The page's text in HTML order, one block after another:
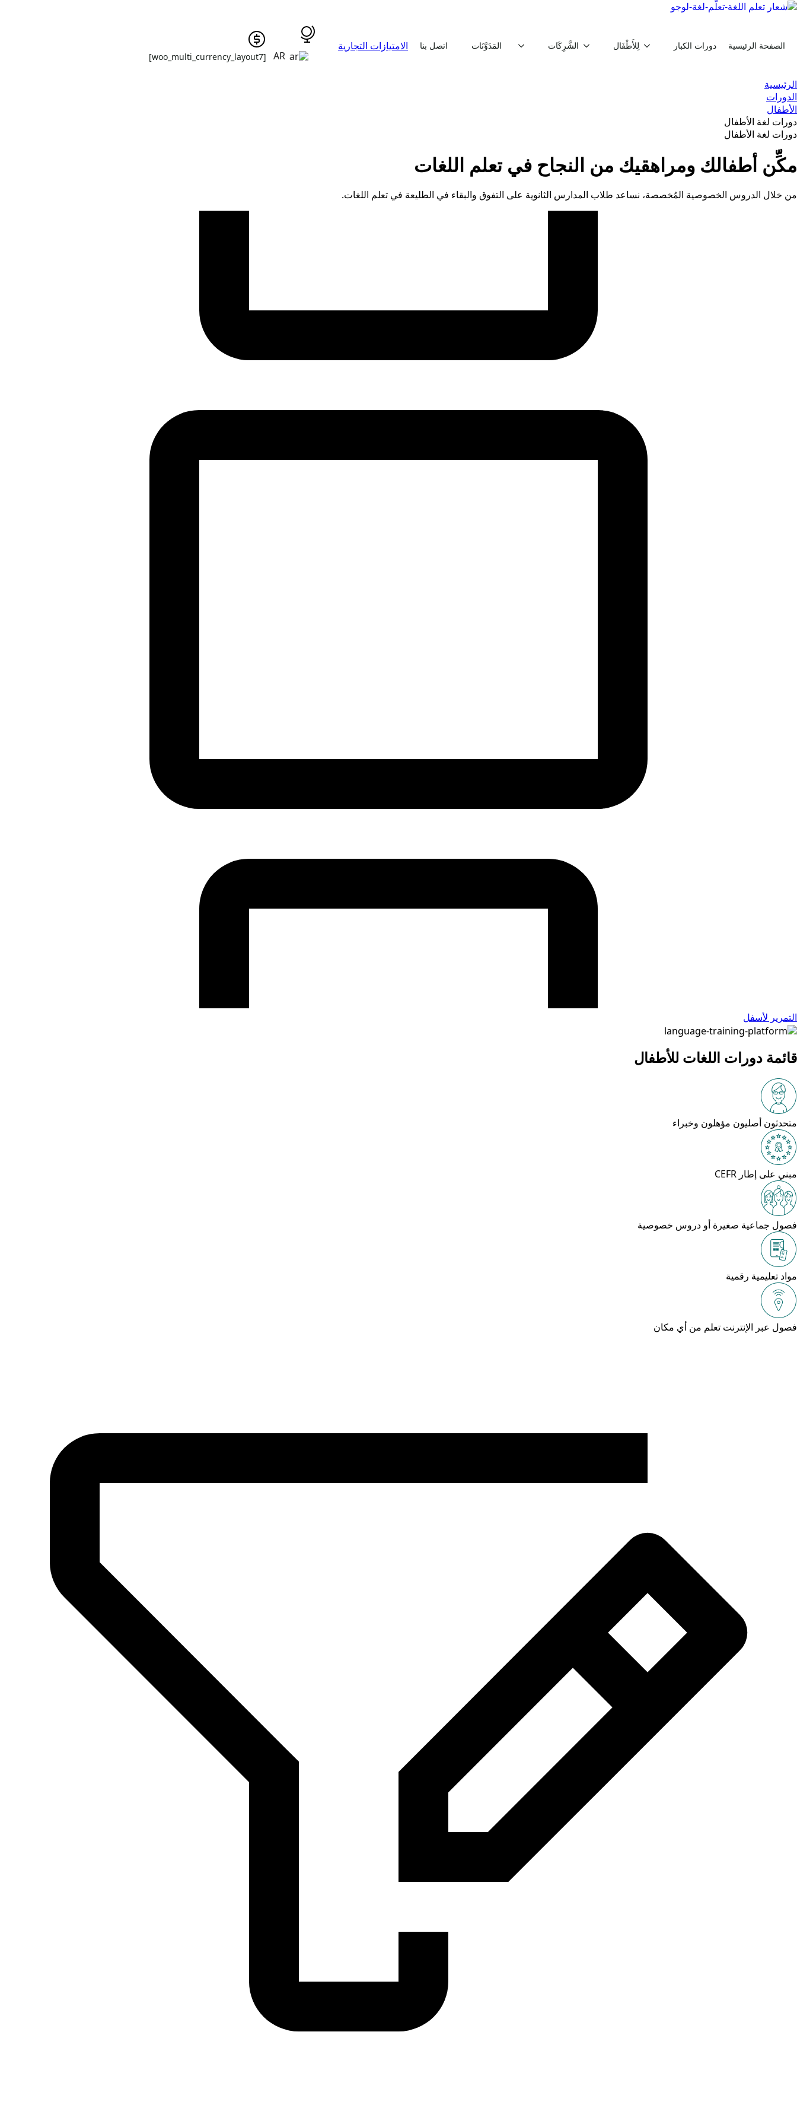
الصفحة الرئيسية دورات الكبار لِلأَطْفَال الشَّرِكَات المَدَوَّنَات اتصل بنا الامتيازات التجارية
[woo_multi_currency_layout7]
الرئيسية
الدورات
الأطفال
دورات لغة الأطفال
دورات لغة الأطفال
مكِّن أطفالك ومراهقيك من النجاح في تعلم اللغات
من خلال الدروس الخصوصية المُخصصة، نساعد طلاب المدارس الثانوية على التفوق والبقاء في الطليعة في تعلم اللغات.
التمرير لأسفل
قائمة دورات اللغات للأطفال
متحدثون أصليون مؤهلون وخبراء
مبني على إطار CEFR
فصول جماعية صغيرة أو دروس خصوصية
مواد تعليمية رقمية
فصول عبر الإنترنت تعلم من أي مكان